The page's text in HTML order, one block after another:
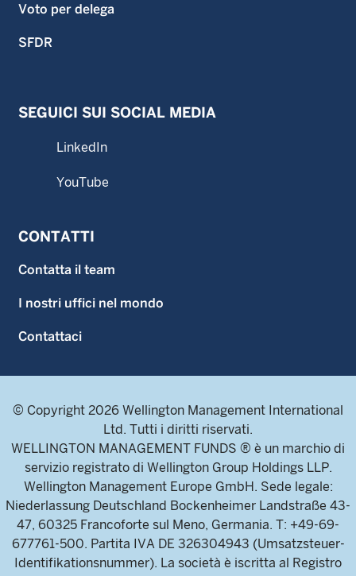
Voto per delega
SFDR
SEGUICI SUI SOCIAL MEDIA
LinkedIn
YouTube
CONTATTI
Contatta il team
I nostri uffici nel mondo
Contattaci
© Copyright 2026 Wellington Management International
Ltd. Tutti i diritti riservati.
WELLINGTON MANAGEMENT FUNDS ® è un marchio di
servizio registrato di Wellington Group Holdings LLP.
Wellington Management Europe GmbH. Sede legale:
Niederlassung Deutschland Bockenheimer Landstraße 43-
47, 60325 Francoforte sul Meno, Germania. T: +49-69-
677761-500. Partita IVA DE 326304943 (Umsatzsteuer-
Identifikationsnummer). La società è iscritta al Registro